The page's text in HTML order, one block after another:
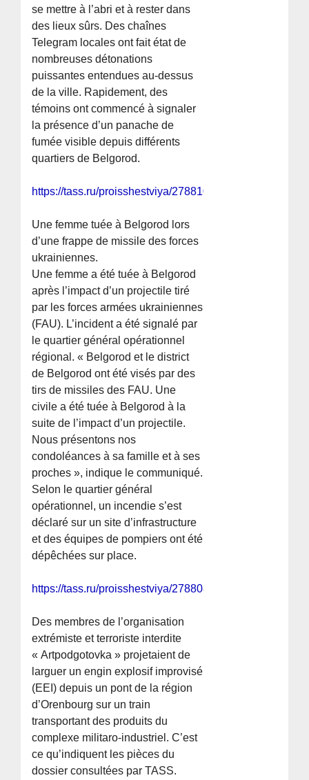
se mettre à l’abri et à rester dans
des lieux sûrs. Des chaînes
Telegram locales ont fait état de
nombreuses détonations
puissantes entendues au-dessus
de la ville. Rapidement, des
témoins ont commencé à signaler
la présence d’un panache de
fumée visible depuis différents
quartiers de Belgorod.
https://tass.ru/proisshestviya/27881011
Une femme tuée à Belgorod lors
d’une frappe de missile des forces
ukrainiennes.
Une femme a été tuée à Belgorod
après l’impact d’un projectile tiré
par les forces armées ukrainiennes
(FAU). L’incident a été signalé par
le quartier général opérationnel
régional. « Belgorod et le district
de Belgorod ont été visés par des
tirs de missiles des FAU. Une
civile a été tuée à Belgorod à la
suite de l’impact d’un projectile.
Nous présentons nos
condoléances à sa famille et à ses
proches », indique le communiqué.
Selon le quartier général
opérationnel, un incendie s’est
déclaré sur un site d’infrastructure
et des équipes de pompiers ont été
dépêchées sur place.
https://tass.ru/proisshestviya/27880815
Des membres de l’organisation
extrémiste et terroriste interdite
« Artpodgotovka » projetaient de
larguer un engin explosif improvisé
(EEI) depuis un pont de la région
d’Orenbourg sur un train
transportant des produits du
complexe militaro-industriel. C’est
ce qu’indiquent les pièces du
dossier consultées par TASS.